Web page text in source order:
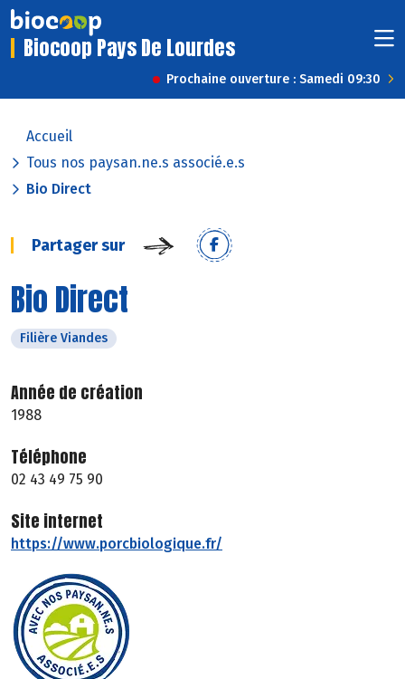
Biocoop Pays De Lourdes
Prochaine ouverture : Samedi 09:30
Accueil
Tous nos paysan.ne.s associé.e.s
Bio Direct
Partager sur
Bio Direct
Filière Viandes
Année de création
1988
Téléphone
02 43 49 75 90
Site internet
https://www.porcbiologique.fr/